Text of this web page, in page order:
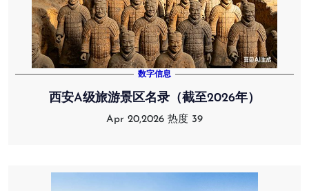
数字信息
西安A级旅游景区名录（截至2026年）
Apr 20,2026 热度 39